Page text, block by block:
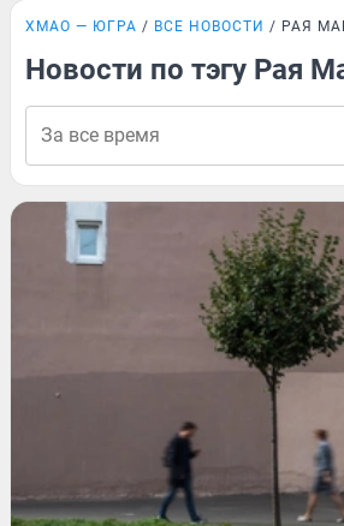
ХМАО — ЮГРА ВСЕ НОВОСТИ РАЯ
Новости по тэгу Рая